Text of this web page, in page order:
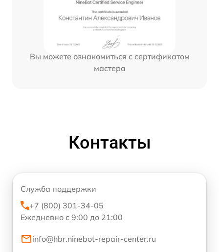
Вы можете ознакомиться с сертификатом
мастера
Контакты
Служба поддержки
+7 (800) 301-34-05
Ежедневно с 9:00 до 21:00
info@hbr.ninebot-repair-center.ru